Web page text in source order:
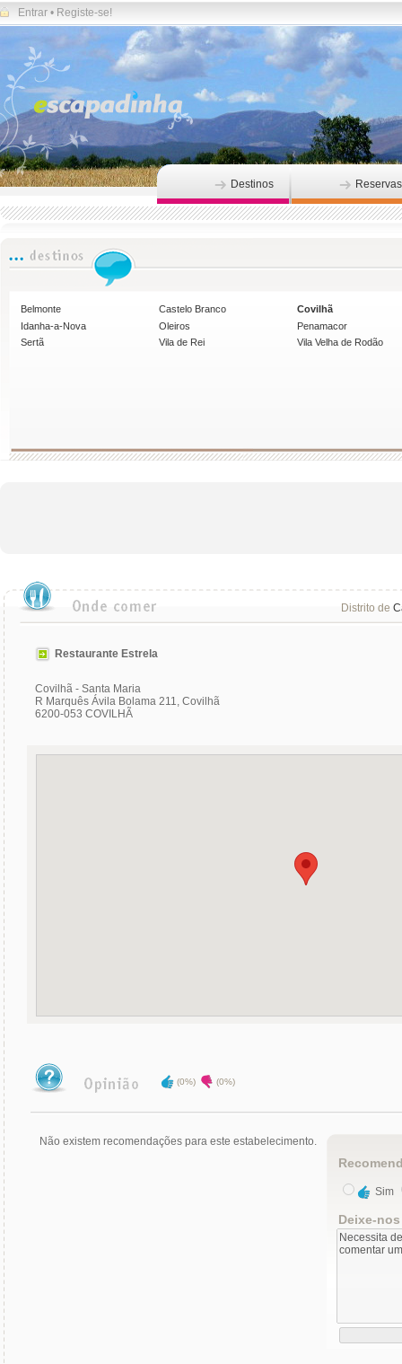
Entrar • Registe-se!
Destinos Reservas
Belmonte Castelo Branco
Covilhã
Idanha-a-Nova
Oleiros
Penamacor
Sertã
Vila de Rei Vila Velha de Rodão
Distrito de
Restaurante Estrela
Covilhã - Santa Maria
R Marquês Ávila Bolama 211, Covilhã
6200-053 COVILHÃ
(0%) (0%)
Não existem recomendações para este estabelecimento.
Sim
Deixe-